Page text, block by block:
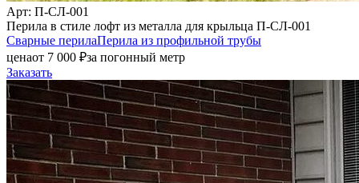
Арт: П-СЛ-001
Перила в стиле лофт из металла для крыльца П-СЛ-001
Сварные перилаПерила из профильной трубы
ценаот 7 000 ₽за погонный метр
Заказать